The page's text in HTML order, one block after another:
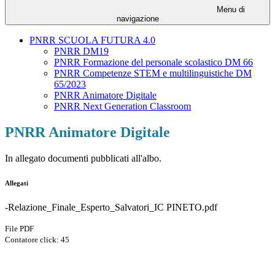
Menu di
navigazione
PNRR SCUOLA FUTURA 4.0
PNRR DM19
PNRR Formazione del personale scolastico DM 66
PNRR Competenze STEM e multilinguistiche DM
65/2023
PNRR Animatore Digitale
PNRR Next Generation Classroom
PNRR Animatore Digitale
In allegato documenti pubblicati all'albo.
Allegati
-Relazione_Finale_Esperto_Salvatori_IC PINETO.pdf
File PDF
Contatore click: 45